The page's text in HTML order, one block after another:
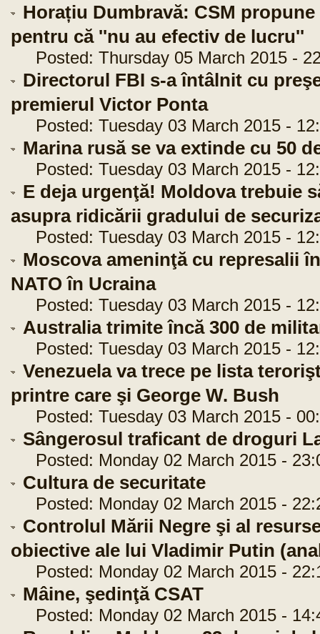
Horațiu Dumbravă: CSM
pentru că ''nu au efectiv de lucru''
Posted: Thursday 05 March 2015 -
Directorul FBI s-a întâlnit cu
premierul Victor Ponta
Posted: Tuesday 03 March 2015 -
Marina rusă se va extinde cu 50
Posted: Tuesday 03 March 2015 -
E deja urgenţă! Moldova trebuie
asupra ridicării gradului de
Posted: Tuesday 03 March 2015 -
Moscova ameninţă cu represalii
NATO în Ucraina
Posted: Tuesday 03 March 2015 -
Australia trimite încă 300 de
Posted: Tuesday 03 March 2015 -
Venezuela va trece pe lista
printre care şi George W. Bush
Posted: Tuesday 03 March 2015 -
Sângerosul traficant de droguri
Posted: Monday 02 March 2015 -
Cultura de securitate
Posted: Monday 02 March 2015 -
Controlul Mării Negre şi al
obiective ale lui Vladimir Putin
Posted: Monday 02 March 2015 -
Mâine, şedinţă CSAT
Posted: Monday 02 March 2015 -